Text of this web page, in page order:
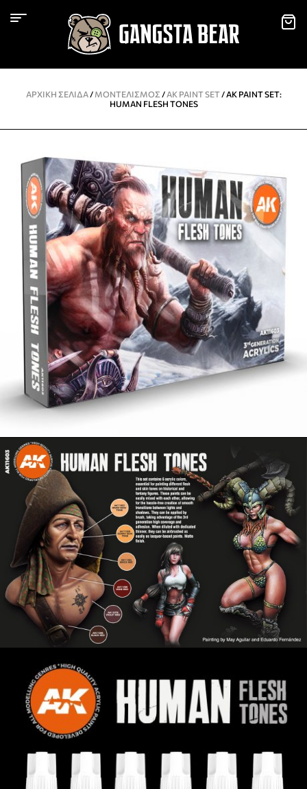
ΑΡΧΙΚΉ ΣΕΛΊΔΑ/ ΜΟΝΤΕΛΙΣΜΌΣ / AK PAINT SET/ AK PAINT SET:
HUMAN FLESH TONES